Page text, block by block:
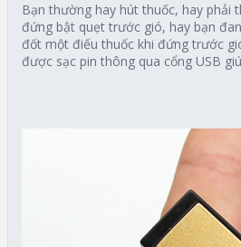
Bạn thường hay hút thuốc, hay
đứng bật quẹt trước gió, hay bạn
đốt một điếu thuốc khi đứng trước
được sạc pin thông qua cổng USB